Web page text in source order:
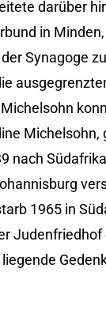
darüber
in
Synagoge
Michelsohn,
nach
1965 in
Judenfriedhof